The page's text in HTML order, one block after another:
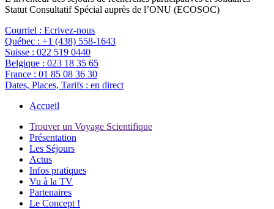
Statut Consultatif Spécial auprès de l’ONU (ECOSOC)
Courriel : Ecrivez-nous
Québec : +1 (438) 558-1643
Suisse : 022 519 0440
Belgique : 023 18 35 65
France : 01 85 08 36 30
Dates, Places, Tarifs : en direct
Accueil
Trouver un Voyage Scientifique
Présentation
Les Séjours
Actus
Infos pratiques
Vu à la TV
Partenaires
Le Concept !